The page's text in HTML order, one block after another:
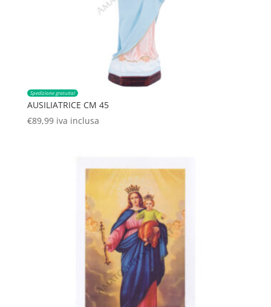
Spedizione gratuita!
AUSILIATRICE CM 45
€89,99 iva inclusa